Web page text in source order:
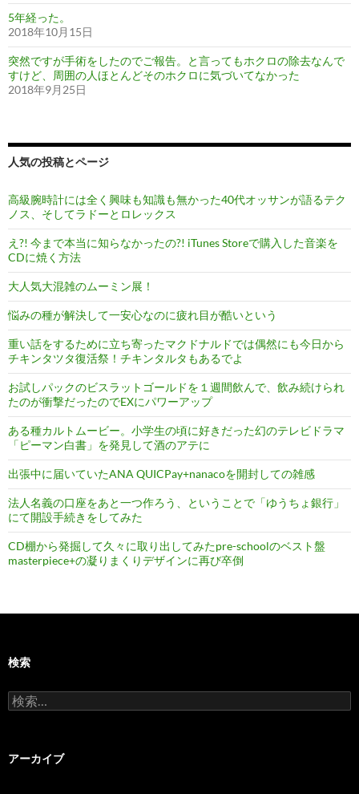
5年経った。
2018年10月15日
突然ですが手術をしたのでご報告。と言ってもホクロの除去なんで
すけど、周囲の人ほとんどそのホクロに気づいてなかった
2018年9月25日
人気の投稿とページ
高級腕時計には全く興味も知識も無かった40代オッサンが語るテク
ノス、そしてラドーとロレックス
え?! 今まで本当に知らなかったの?! iTunes Storeで購入した音楽を
CDに焼く方法
大人気大混雑のムーミン展！
悩みの種が解決して一安心なのに疲れ目が酷いという
重い話をするために立ち寄ったマクドナルドでは偶然にも今日から
チキンタツタ復活祭！チキンタルタもあるでよ
お試しパックのビスラットゴールドを１週間飲んで、飲み続けられ
たのが衝撃だったのでEXにパワーアップ
ある種カルトムービー。小学生の頃に好きだった幻のテレビドラマ
「ピーマン白書」を発見して酒のアテに
出張中に届いていたANA QUICPay+nanacoを開封しての雑感
法人名義の口座をあと一つ作ろう、ということで「ゆうちょ銀行」
にて開設手続きをしてみた
CD棚から発掘して久々に取り出してみたpre-schoolのベスト盤
masterpiece+の凝りまくりデザインに再び卒倒
検索
検
索:
アーカイブ